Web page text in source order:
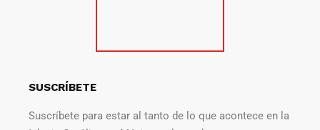
SUSCRÍBETE
Suscríbete para estar al tanto de lo que acontece en la